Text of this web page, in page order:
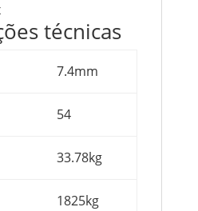
técnicas
7.4mm
54
33.78kg
1825kg